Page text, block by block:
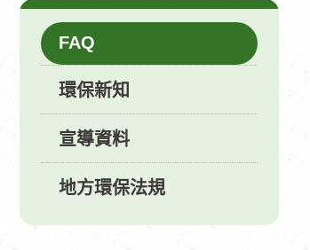
FAQ
環保新知
宣導資料
地方環保法規